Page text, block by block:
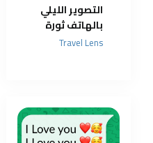
التصوير الليلي
بالهاتف ثورة
ضوئية في عالم
Travel Lens